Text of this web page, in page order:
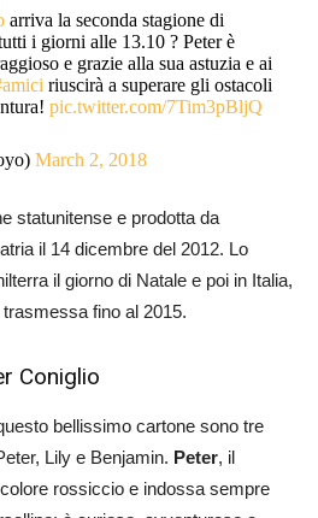
arriva la seconda stagione di
i giorni alle 13.10 ? Peter è
e grazie alla sua astuzia e ai
riuscirà a superare gli ostacoli
pic.twitter.com/7Tim3pBljQ
March 2, 2018
statunitense e prodotta da
il 14 dicembre del 2012. Lo
il giorno di Natale e poi in Italia,
fino al 2015.
Coniglio
bellissimo cartone sono tre
Lily e Benjamin. Peter, il
rossiccio e indossa sempre